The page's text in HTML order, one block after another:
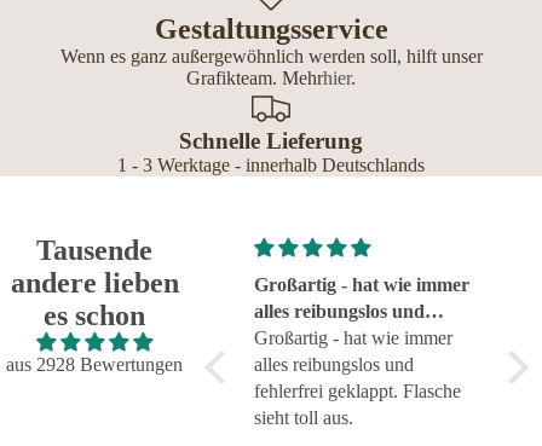
Gestaltungsservice
Wenn es ganz außergewöhnlich werden soll, hilft unser
Grafikteam. Mehrhier.
Schnelle Lieferung
1 - 3 Werktage - innerhalb Deutschlands
Tausende
andere lieben
es schon
aus 2928 Bewertungen
Super!
Super!
Großartig - hat wie immer
alles reibungslos und
fehlerfrei geklappt
Großartig - hat wie immer
alles reibungslos und
fehlerfrei geklappt. Flasche
sieht toll aus.